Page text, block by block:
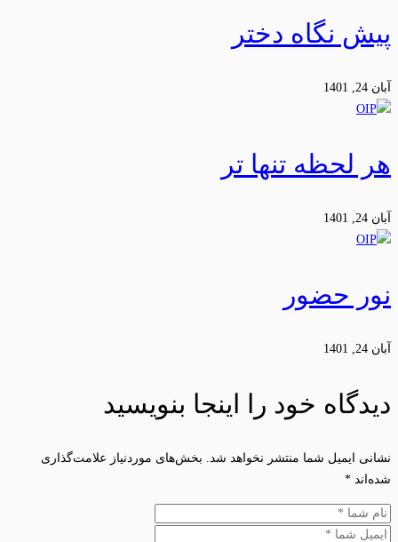
پیش نگاه دختر
آبان 24, 1401
هر لحظه تنها تر
آبان 24, 1401
نور حضور
آبان 24, 1401
دیدگاه خود را اینجا بنویسید
نشانی ایمیل شما منتشر نخواهد شد.
بخش‌های موردنیاز علامت‌گذاری
شده‌اند *